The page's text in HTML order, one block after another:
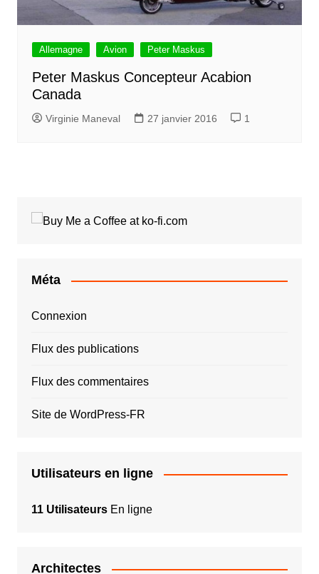
Allemagne Avion Peter Maskus
Peter Maskus Concepteur Acabion
Canada
Virginie Maneval 27 janvier 2016 1
Méta
Connexion
Flux des publications
Flux des commentaires
Site de WordPress-FR
Utilisateurs en ligne
11 UtilisateursEn ligne
Architectes